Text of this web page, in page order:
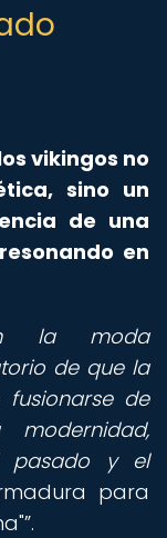
vikingos no
sino un
de una
en
la moda
de que la
de
pasado y el
para
.